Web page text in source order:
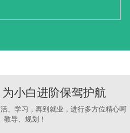
小白进阶保驾护航
、学习，再到就业，进行多方位精心呵
教导、规划！